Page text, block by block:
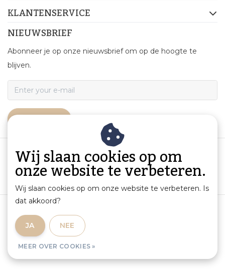
KLANTENSERVICE
NIEUWSBRIEF
Abonneer je op onze nieuwsbrief om op de hoogte te
blijven.
Productinformatie en aansprakelijkheid
Sitemap
Wij slaan cookies op om
onze website te verbeteren.
Wij slaan cookies op om onze website te verbeteren. Is
dat akkoord?
JA NEE
MEER OVER COOKIES »